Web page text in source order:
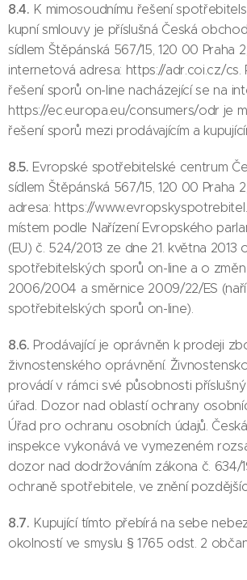
8.4. K mimosoudnímu řešení
kupní smlouvy je příslušná Česká
sídlem Štěpánská 567/15, 120 00 Praha
internetová adresa: https://adr.coi.cz/cs.
řešení sporů on-line nacházející se na
https://ec.europa.eu/consumers/odr je
řešení sporů mezi prodávajícím a
8.5. Evropské spotřebitelské centrum
sídlem Štěpánská 567/15, 120 00 Praha
adresa: https://
místem podle Nařízení Evropského
(EU) č. 524/2013 ze dne 21. května 2013
spotřebitelských sporů on-line a o
2006/2004 a směrnice 2009/22/ES
spotřebitelských sporů on-line).
8.6. Prodávající je oprávněn k prodeji
živnostenského oprávnění.
provádí v rámci své působnosti
úřad. Dozor nad oblastí ochrany
Úřad pro ochranu osobních údajů.
inspekce vykonává ve vymezeném
dozor nad dodržováním zákona č. 634/
ochraně spotřebitele, ve znění
8.7. Kupující tímto přebírá na sebe
okolností ve smyslu § 1765 odst. 2